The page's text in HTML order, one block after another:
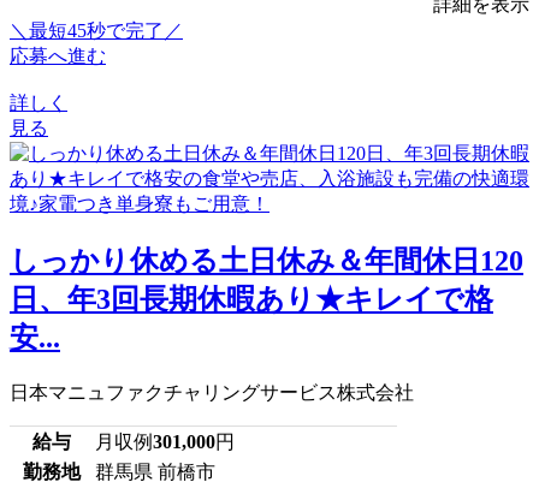
＼最短45秒で完了／
応募へ進む
詳しく
見る
しっかり休める土日休み＆年間休日120
日、年3回長期休暇あり★キレイで格
安...
日本マニュファクチャリングサービス株式会社
給与 月収例301,000円
勤務地
群馬県 前橋市